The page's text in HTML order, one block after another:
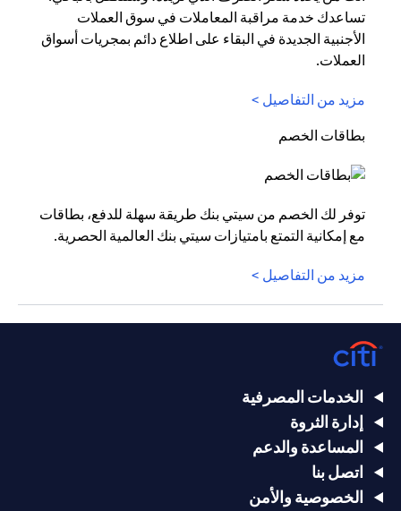
تساعدك خدمة مراقبة المعاملات في سوق العملات
الأجنبية الجديدة في البقاء على اطلاع دائم بمجريات أسواق
العملات.
مزيد من التفاصيل >
بطاقات الخصم
توفر لك الخصم من سيتي بنك طريقة سهلة للدفع، بطاقات
مع إمكانية التمتع بامتيازات سيتي بنك العالمية الحصرية.
مزيد من التفاصيل >
الخدمات المصرفية
إدارة الثروة
المساعدة والدعم
اتصل بنا
الخصوصية والأمن